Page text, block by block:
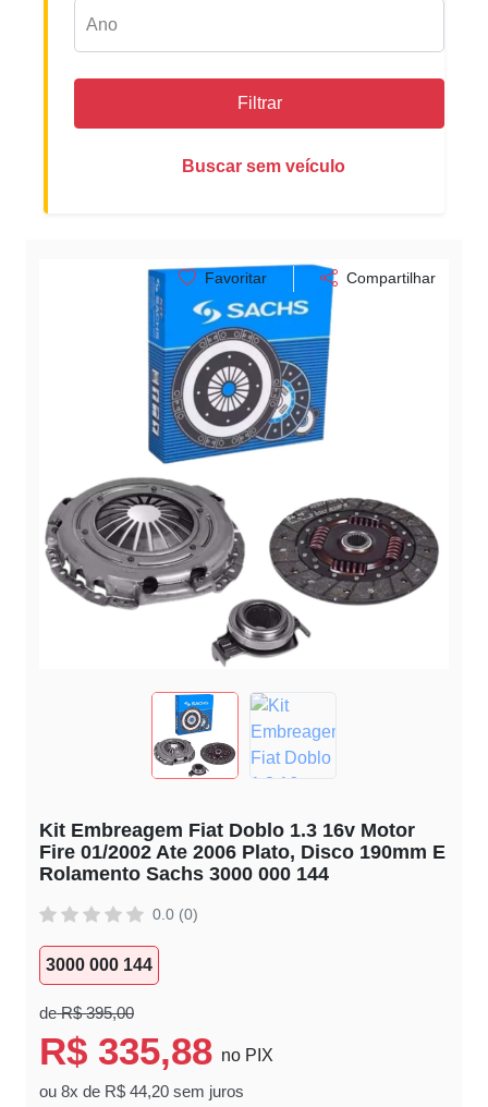
Filtrar
Buscar sem veículo
Favoritar Compartilhar
Kit Embreagem Fiat Doblo 1.3 16v Motor
Fire 01/2002 Ate 2006 Plato, Disco 190mm E
Rolamento Sachs 3000 000 144
0.0 (0)
3000 000 144
deR$ 395,00
R$ 335,88 no PIX
ou 8x de R$ 44,20 sem juros